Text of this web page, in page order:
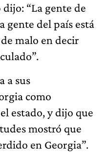
“La gente de
gente del país está
malo en decir
a sus
como
estado, y dijo que
mostró que
en Georgia”.